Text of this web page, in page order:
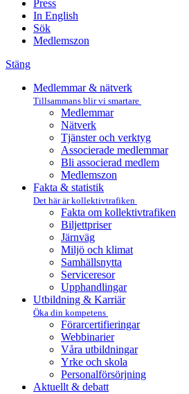
Press
In English
Sök
Medlemszon
Stäng
Medlemmar & nätverk
Tillsammans blir vi smartare
Medlemmar
Nätverk
Tjänster och verktyg
Associerade medlemmar
Bli associerad medlem
Medlemszon
Fakta & statistik
Det här är kollektivtrafiken
Fakta om kollektivtrafiken
Biljettpriser
Järnväg
Miljö och klimat
Samhällsnytta
Serviceresor
Upphandlingar
Utbildning & Karriär
Öka din kompetens
Förarcertifieringar
Webbinarier
Våra utbildningar
Yrke och skola
Personalförsörjning
Aktuellt & debatt